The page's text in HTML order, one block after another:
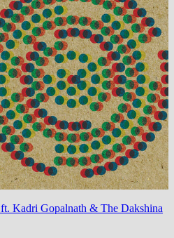
ft. Kadri Gopalnath & The Dakshina